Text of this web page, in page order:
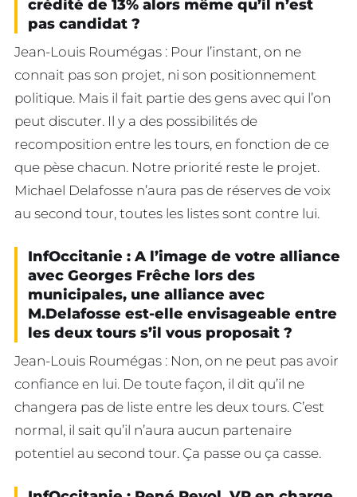
crédité de 13% alors même qu’il n’est
pas candidat ?
Jean-Louis Roumégas : Pour l’instant, on ne
connait pas son projet, ni son positionnement
politique. Mais il fait partie des gens avec qui l’on
peut discuter. Il y a des possibilités de
recomposition entre les tours, en fonction de ce
que pèse chacun. Notre priorité reste le projet.
Michael Delafosse n’aura pas de réserves de voix
au second tour, toutes les listes sont contre lui.
InfOccitanie : A l’image de votre alliance
avec Georges Frêche lors des
municipales, une alliance avec
M.Delafosse est-elle envisageable entre
les deux tours s’il vous proposait ?
Jean-Louis Roumégas : Non, on ne peut pas avoir
confiance en lui. De toute façon, il dit qu’il ne
changera pas de liste entre les deux tours. C’est
normal, il sait qu’il n’aura aucun partenaire
potentiel au second tour. Ça passe ou ça casse.